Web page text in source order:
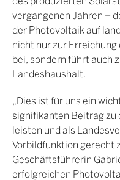
vergangenen Jahren –
der Photovoltaik auf
nicht nur zur
bei, sondern führt auch
Landeshaushalt.
„Dies ist für uns ein
signifikanten Beitrag zu
leisten und als
Vorbildfunktion gerecht
Geschäftsführerin
erfolgreichen